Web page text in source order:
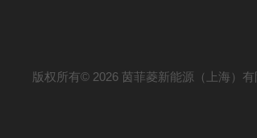
版权所有© 2026 茵菲菱新能源（上海）